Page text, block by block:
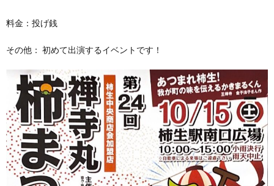
料金：投げ銭
その他： 初めて出演するイベントです！